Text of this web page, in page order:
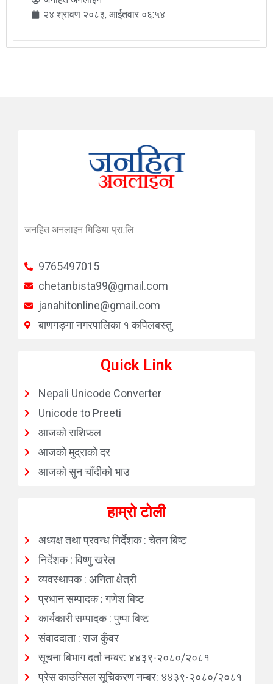
२४ श्रावण २०८३, आईतवार ०६:५४
जनहित अनलाइन मिडिया प्रा.लि
9765497015
chetanbista99@gmail.com
janahitonline@gmail.com
बाणगङ्गा नगरपालिका १ कपिलबस्तु
Quick Link
Nepali Unicode Converter
Unicode to Preeti
आजको राशिफल
आजको मुद्राको दर
आजको सुन चाँदीको भाउ
हाम्रो टोली
अध्यक्ष तथा प्रवन्ध निर्देशक : चेतन बिष्ट
निर्देशक : विष्णु खरेल
व्यवस्थापक : अनिता क्षेत्री
प्रधान सम्पादक : गणेश बिष्ट
कार्यकारी सम्पादक : पुष्पा बिष्ट
संवाददाता : राज कुँवर
सूचना बिभाग दर्ता नम्बर: ४४३९-२०८०/२०८१
प्रेस काउन्सिल सूचिकरण नम्बर: ४४३९-२०८०/२०८१